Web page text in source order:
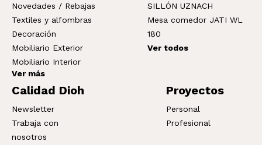
Novedades / Rebajas
Textiles y alfombras
Decoración
Mobiliario Exterior
Mobiliario Interior
Ver más
SILLÓN UZNACH
Mesa comedor JATI WL
180
Ver todos
Calidad Dioh
Newsletter
Trabaja con
nosotros
Proyectos
Personal
Profesional